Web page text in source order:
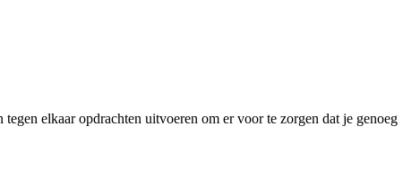
elkaar opdrachten uitvoeren om er voor te zorgen dat je genoeg